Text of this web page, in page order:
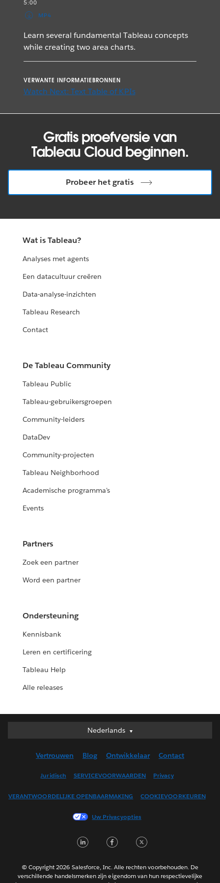
5:00
MP4
Learn several fundamental Tableau concepts
while creating two area charts.
VERWANTE INFORMATIEBRONNEN
Watch Next: Text Table of KPIs
Gratis proefversie van
Tableau Cloud beginnen.
Probeer het gratis
Wat is Tableau?
Analyses met agents
Een datacultuur creëren
Data-analyse-inzichten
Tableau Research
Contact
De Tableau Community
Tableau Public
Tableau-gebruikersgroepen
Community-leiders
DataDev
Community-projecten
Tableau Neighborhood
Academische programma's
Events
Partners
Zoek een partner
Word een partner
Ondersteuning
Kennisbank
Leren en certificering
Tableau Help
Alle releases
Nederlands
Nederlands
English (UK)
Français (Canada)
Français (France)
日本語
Português
Svenska
Vertrouwen Blog Ontwikkelaar Contact
Juridisch SERVICEVOORWAARDEN Privacy
VERANTWOORDELIJKE OPENBAARMAKING COOKIEVOORKEUREN
Uw Privacyopties
LinkedInFacebook
© Copyright 2026 Salesforce, Inc. Alle rechten voorbehouden. De
verschillende handelsmerken zijn eigendom van hun respectievelijke